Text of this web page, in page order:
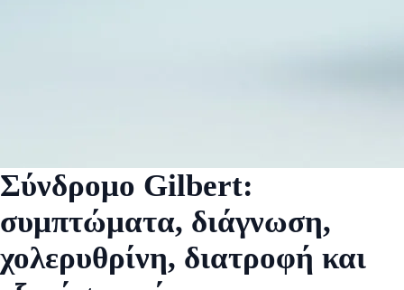
Σύνδρομο Gilbert:
συμπτώματα, διάγνωση,
χολερυθρίνη, διατροφή και